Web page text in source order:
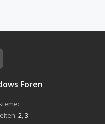
Foren
2 3